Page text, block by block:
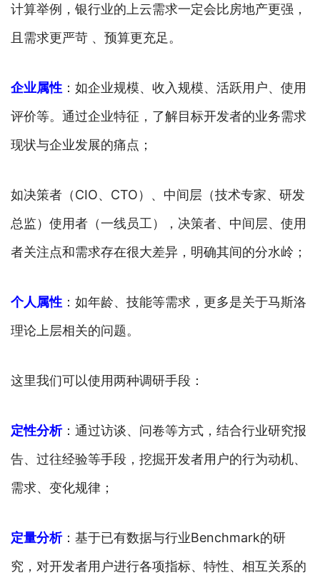
计算举例，银行业的上云需求一定会比房地产更强，
且需求更严苛 、预算更充足。
企业属性 ：如企业规模、收入规模、活跃用户、使用
评价等。通过企业特征，了解目标开发者的业务需求
现状与企业发展的痛点；
如决策者（CIO、CTO）、中间层（技术专家、研发
总监）使用者（一线员工），决策者、中间层、使用
者关注点和需求存在很大差异，明确其间的分水岭；
个人属性 ：如年龄、技能等需求，更多是关于马斯洛
理论上层相关的问题。
这里我们可以使用两种调研手段：
定性分析：通过访谈、问卷等方式，结合行业研究报
告、过往经验等手段，挖掘开发者用户的行为动机、
需求、变化规律；
定量分析：基于已有数据与行业Benchmark的研
究，对开发者用户进行各项指标、特性、相互关系的